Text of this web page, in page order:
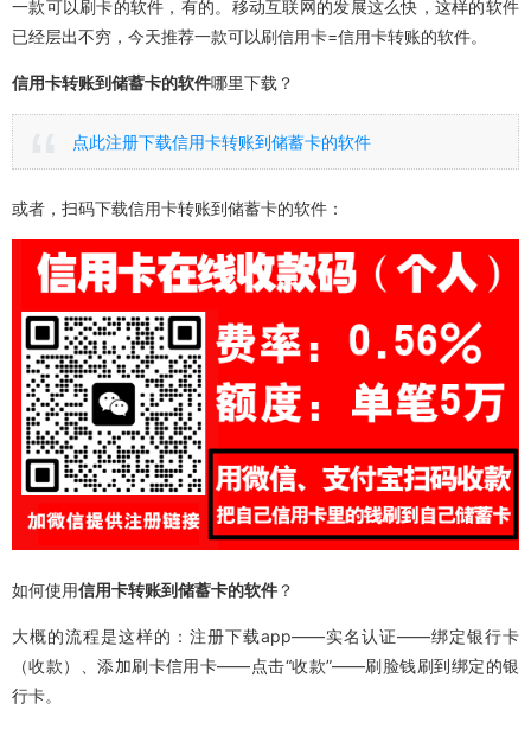
一款可以刷卡的软件，有的。移动互联网的发展这么快，这样的软件
已经层出不穷，今天推荐一款可以刷信用卡=信用卡转账的软件。
信用卡转账到储蓄卡的软件哪里下载？
点此注册下载信用卡转账到储蓄卡的软件
或者，扫码下载信用卡转账到储蓄卡的软件：
如何使用信用卡转账到储蓄卡的软件 ？
大概的流程是这样的：注册下载app——实名认证——绑定银行卡
（收款）、添加刷卡信用卡——点击“收款”——刷脸钱刷到绑定的银
行卡。